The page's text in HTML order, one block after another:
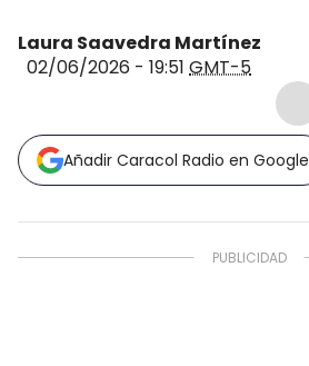
Laura Saavedra Martínez
02/06/2026 - 19:51 GMT-5
Añadir Caracol Radio en Google